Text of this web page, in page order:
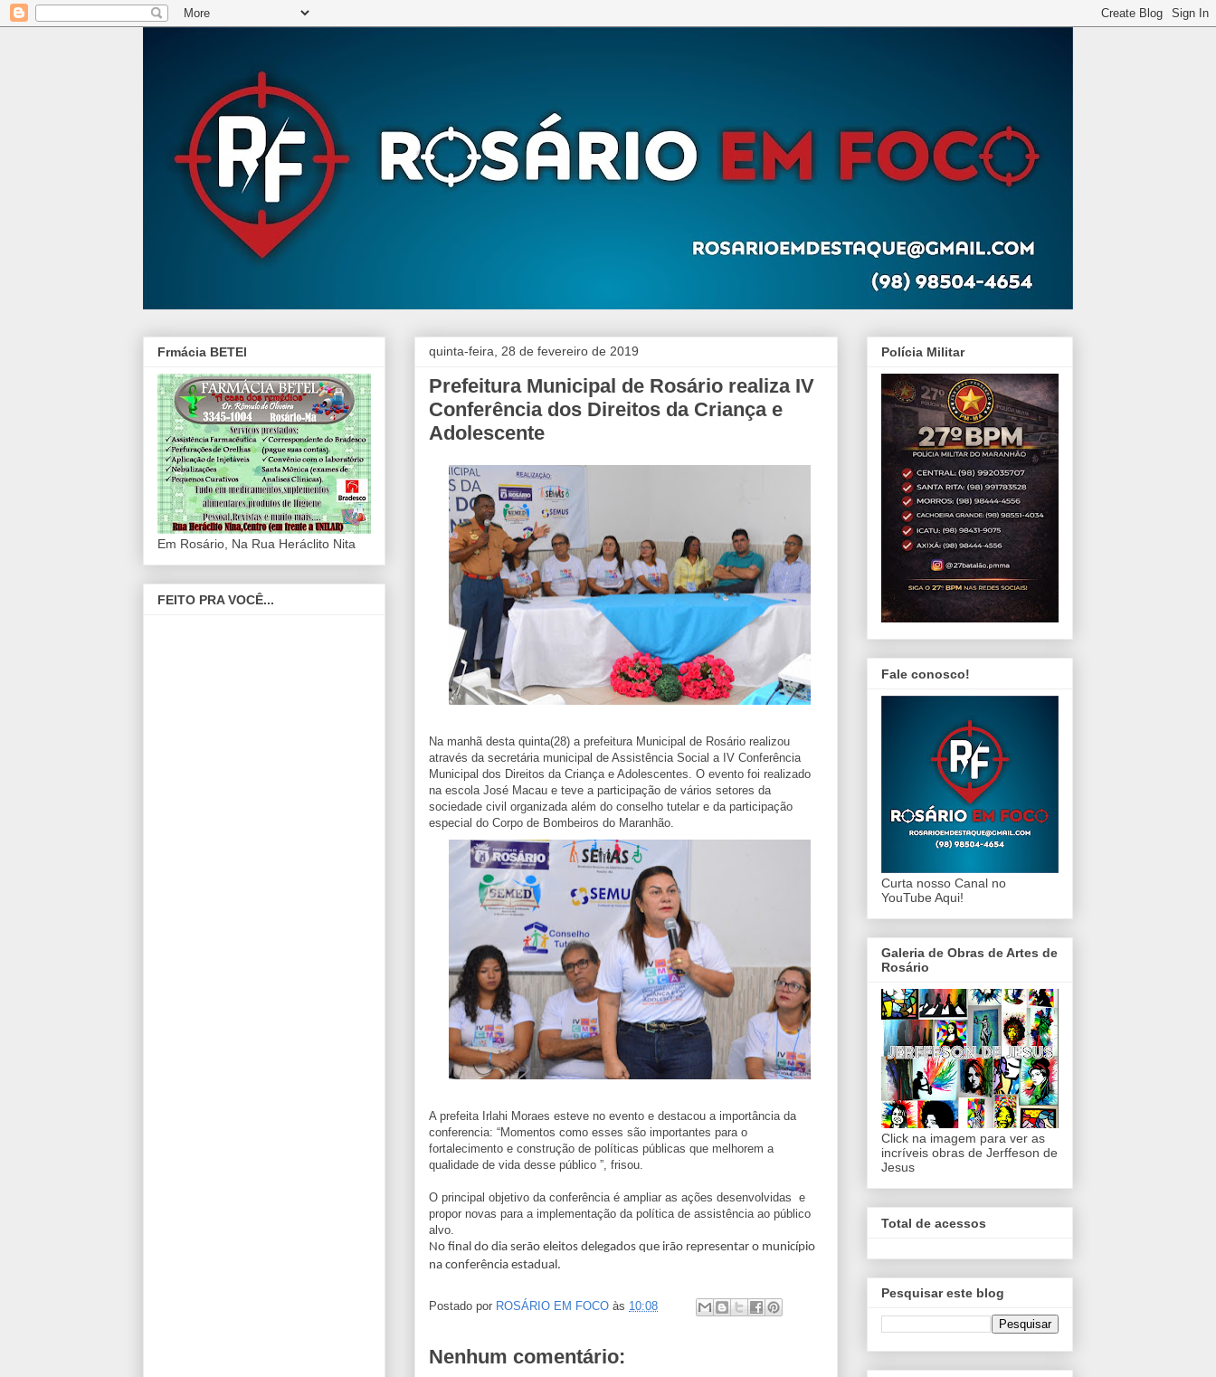
quinta-feira, 28 de fevereiro de 2019
Prefeitura Municipal de Rosário realiza IV
Conferência dos Direitos da Criança e
Adolescente
Na manhã desta quinta(28) a prefeitura Municipal de Rosário realizou
através da secretária municipal de Assistência Social a IV Conferência
Municipal dos Direitos da Criança e Adolescentes. O evento foi realizado
na escola José Macau e teve a participação de vários setores da
sociedade civil organizada além do conselho tutelar e da participação
especial do Corpo de Bombeiros do Maranhão.
A prefeita Irlahi Moraes esteve no evento e destacou a importância da
conferencia: “Momentos como esses são importantes para o
fortalecimento e construção de políticas públicas que melhorem a
qualidade de vida desse público ”, frisou.
O principal objetivo da conferência é ampliar as ações desenvolvidas e
propor novas para a implementação da política de assistência ao público
alvo.
No final do dia serão eleitos delegados que irão representar o município
na conferência estadual.
Postado por ROSÁRIO EM FOCO às 10:08
Nenhum comentário:
Frmácia BETEl
Em Rosário, Na Rua Heráclito Nita
FEITO PRA VOCÊ...
Polícia Militar
Fale conosco!
Curta nosso Canal no
YouTube Aqui!
Galeria de Obras de Artes de
Rosário
Click na imagem para ver as
incríveis obras de Jerffeson de
Jesus
Total de acessos
Pesquisar este blog